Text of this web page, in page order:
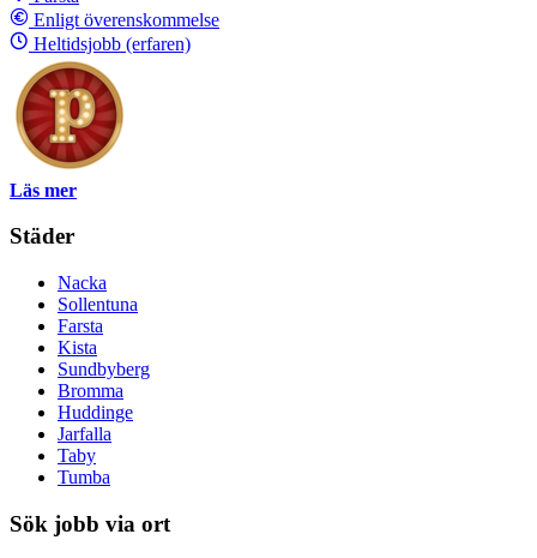
Enligt överenskommelse
Heltidsjobb (erfaren)
Läs mer
Städer
Nacka
Sollentuna
Farsta
Kista
Sundbyberg
Bromma
Huddinge
Jarfalla
Taby
Tumba
Sök jobb via ort